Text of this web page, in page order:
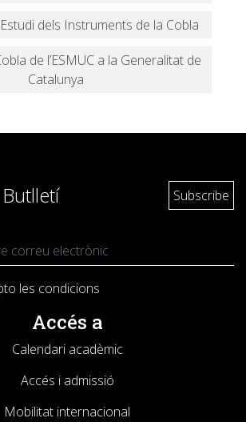
dels Instruments de la Cobla
de l’ESMUC a la Generalitat de
Catalunya
les condicions
Accés a
Calendari acadèmic
Accés i admissió
Mobilitat internacional